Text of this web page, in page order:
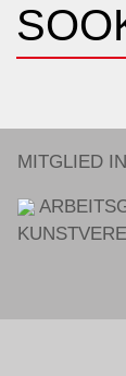
MITGLIED